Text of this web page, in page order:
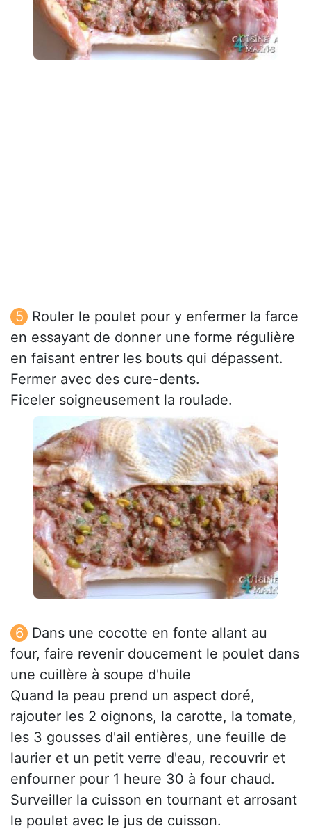
Rouler le poulet pour y enfermer la farce
en essayant de donner une forme régulière
en faisant entrer les bouts qui dépassent.
Fermer avec des cure-dents.
Ficeler soigneusement la roulade.
Dans une cocotte en fonte allant au
four, faire revenir doucement le poulet dans
une cuillère à soupe d'huile
Quand la peau prend un aspect doré,
rajouter les 2 oignons, la carotte, la tomate,
les 3 gousses d'ail entières, une feuille de
laurier et un petit verre d'eau, recouvrir et
enfourner pour 1 heure 30 à four chaud.
Surveiller la cuisson en tournant et arrosant
le poulet avec le jus de cuisson.